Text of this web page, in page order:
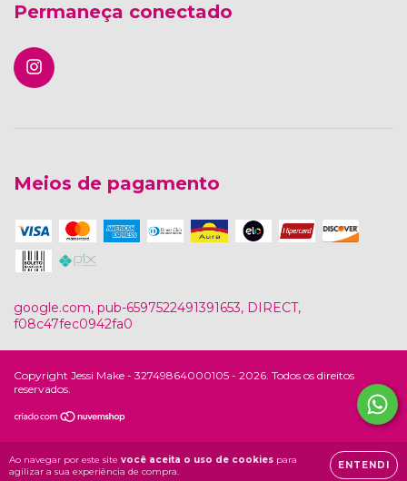
Ao navegar por este site você aceita o uso de cookies para
agilizar a sua experiência de compra.
ENTENDI
Permaneça conectado
Meios de pagamento
google.com, pub-6597522491391653, DIRECT,
f08c47fec0942fa0
Copyright Jessi Make - 32749864000105 - 2026. Todos os direitos
reservados.